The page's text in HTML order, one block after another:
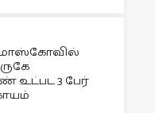
உட்பட 3 பேர்